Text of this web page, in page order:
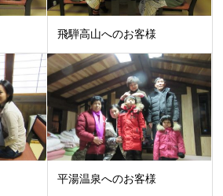
飛騨高山へのお客様
平湯温泉へのお客様